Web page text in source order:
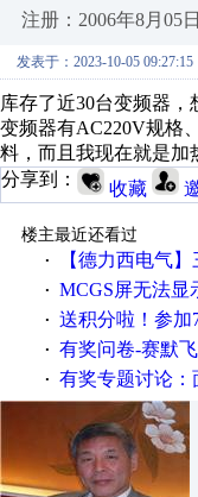
注册：2006年8月05日
发表于：2023-10-05 09:27:15
库存了近30台变频器
变频器有AC220V规格
料，而且我现在就是加
分享到：
收藏
楼主最近还看过
·
【德力西电气】三
· MCGS屏无法显
· 送积分啦！参加7月6日
· 有奖问卷-赛默飞精细
· 有奖专题讨论：面对低压变